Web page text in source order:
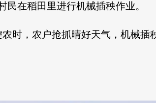
在稻田里进行机械插秧作业。
时，农户抢抓晴好天气，机械插